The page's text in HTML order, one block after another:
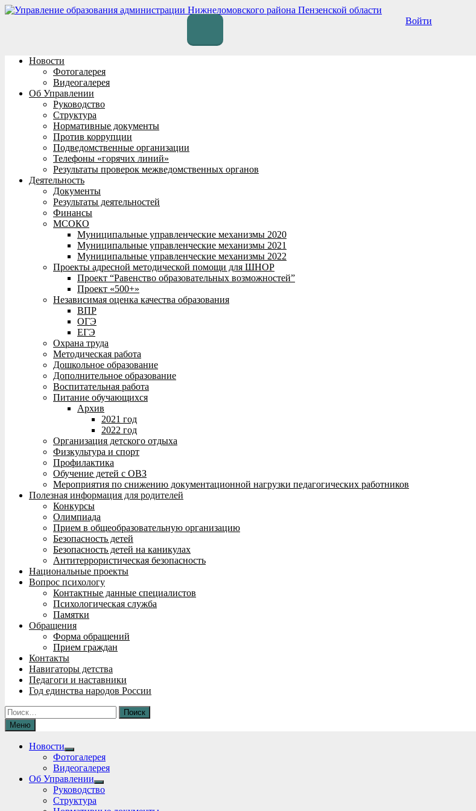
Перейти
Войти
Новости
Фотогалерея
Видеогалерея
Об Управлении
Руководство
Структура
Нормативные документы
Против коррупции
Подведомственные организации
Телефоны «горячих линий»
Результаты проверок межведомственных органов
Деятельность
Документы
Результаты деятельностей
Финансы
МСОКО
Муниципальные управленческие механизмы 2020
Муниципальные управленческие механизмы 2021
Муниципальные управленческие механизмы 2022
Проекты адресной методической помощи для ШНОР
Проект “Равенство образовательных возможностей”
Проект «500+»
Независимая оценка качества образования
ВПР
ОГЭ
ЕГЭ
Охрана труда
Методическая работа
Дошкольное образование
Дополнительное образование
Воспитательная работа
Питание обучающихся
Архив
2021 год
2022 год
Организация детского отдыха
Физкультура и спорт
Профилактика
Обучение детей с ОВЗ
Мероприятия по снижению документационной нагрузки педагогических работников
Полезная информация для родителей
Конкурсы
Олимпиада
Прием в общеобразовательную организацию
Безопасность детей
Безопасность детей на каникулах
Антитеррористическая безопасность
Национальные проекты
Вопрос психологу
Контактные данные специалистов
Психологическая служба
Памятки
Обращения
Форма обращений
Прием граждан
Контакты
Навигаторы детства
Педагоги и наставники
Год единства народов России
Найти:
Меню
Новости
Show
sub
menu
Фотогалерея
Видеогалерея
Об Управлении
Show
sub
Руководство
Структура